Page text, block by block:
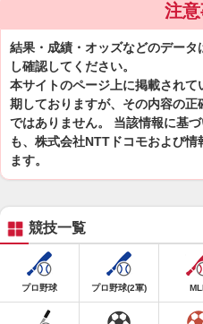
注
結果・成績・オッズなどのデー
し確認してください。
本サイトのページ上に掲載され
期しておりますが、その内容の
ではありません。 当該情報に基
も、株式会社NTTドコモおよび
ます。
競技一覧
プロ野球 プロ野球(2軍)